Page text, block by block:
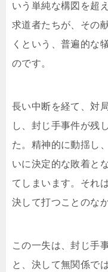
いう単純な構図を超
求道者たちが、その
くという、普遍的な
のです。
長い中断を経て、対
し、封じ手事件が残
た。精神的に動揺し
いに決定的な敗着と
てしまいます。それ
決して打つことのな
この一失は、封じ手
と、決して無関係で